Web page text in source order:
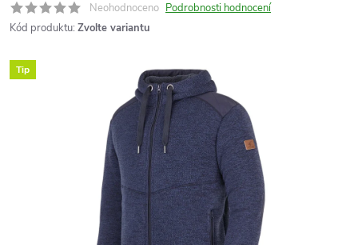
Neohodnoceno Podrobnosti hodnocení
Kód produktu: Zvolte variantu
Tip